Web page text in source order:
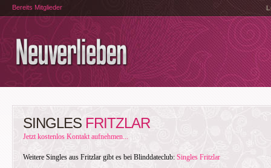
Bereits Mitglieder
SINGLES FRITZLAR
Jetzt kostenlos Kontakt aufnehmen...
Weitere Singles aus Fritzlar gibt es bei Blinddateclub: Singles Fritzlar